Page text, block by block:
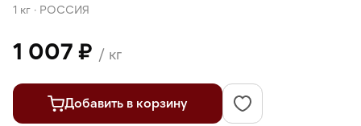
1 кг · РОССИЯ
1 007 ₽ / кг
Добавить в корзину